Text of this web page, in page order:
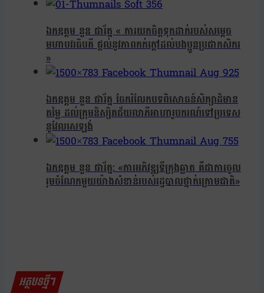
ឯកឧត្តម នួន ផារ័ត្ន « ការយកចិត្តទុកដាក់របស់សម្ដេច
មហាបវរធិបតី ផ្តល់នូវភាពកក់ក្តៅដល់បងប្អូនប្រជាកសិករ
»
ឯកឧត្តម នួន ផារ័ត្ន ចែករំលែកបទពិសោធន៍សិក្សាដ៏មាន
តម្លៃ ដល់ក្រុមនិស្សិតជ័យលាភីអាហារូបករណ៍ទៅប្រទេស
នូវែលសេឡង់
ឯកឧត្តម នួន ផារ័ត្ន: «ការអភិវឌ្ឍទីក្រុងឆ្លាត គឺជាការចូល
រួមចំណែកមួយយ៉ាងសំខាន់របស់រដ្ឋបាលថ្នាក់ក្រោមជាតិ»
អត្ថបទថ្មីៗ